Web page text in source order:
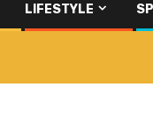
LIFESTYLE